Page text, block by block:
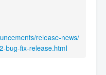
release-news/
bug-fix-release.html